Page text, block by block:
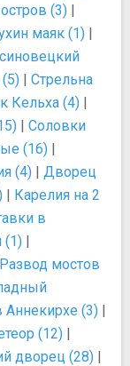
(3) |
маяк (1) |
| Стрельна
Кельха (4) |
| Соловки
(16) |
(4) | Дворец
| Карелия на 2
в
(1) |
Развод мостов
Аннекирхе (3) |
(12) |
дворец (28) |